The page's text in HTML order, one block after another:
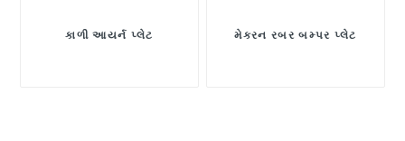
કાળી આયર્ન પ્લેટ મેકરન રબર બમ્પર પ્લેટ